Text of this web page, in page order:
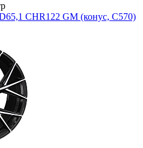
CHR122 GM (конус, C570)